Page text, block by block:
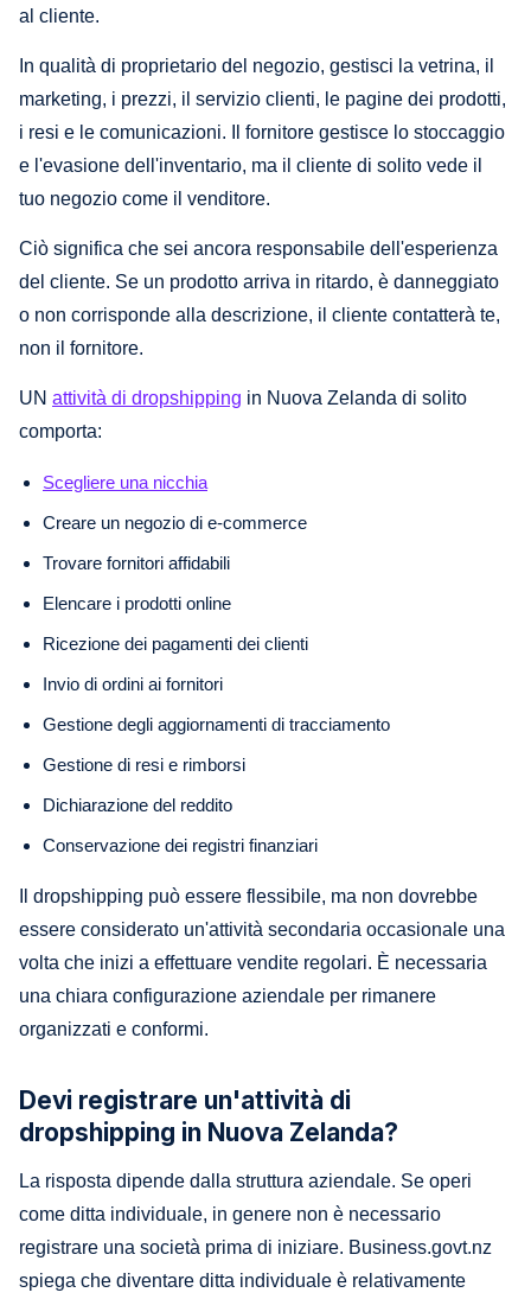
al cliente.
In qualità di proprietario del negozio, gestisci la vetrina, il
marketing, i prezzi, il servizio clienti, le pagine dei prodotti,
i resi e le comunicazioni. Il fornitore gestisce lo stoccaggio
e l'evasione dell'inventario, ma il cliente di solito vede il
tuo negozio come il venditore.
Ciò significa che sei ancora responsabile dell'esperienza
del cliente. Se un prodotto arriva in ritardo, è danneggiato
o non corrisponde alla descrizione, il cliente contatterà te,
non il fornitore.
UN attività di dropshipping in Nuova Zelanda di solito
comporta:
Scegliere una nicchia
Creare un negozio di e-commerce
Trovare fornitori affidabili
Elencare i prodotti online
Ricezione dei pagamenti dei clienti
Invio di ordini ai fornitori
Gestione degli aggiornamenti di tracciamento
Gestione di resi e rimborsi
Dichiarazione del reddito
Conservazione dei registri finanziari
Il dropshipping può essere flessibile, ma non dovrebbe
essere considerato un'attività secondaria occasionale una
volta che inizi a effettuare vendite regolari. È necessaria
una chiara configurazione aziendale per rimanere
organizzati e conformi.
Devi registrare un'attività di
dropshipping in Nuova Zelanda?
La risposta dipende dalla struttura aziendale. Se operi
come ditta individuale, in genere non è necessario
registrare una società prima di iniziare. Business.govt.nz
spiega che diventare ditta individuale è relativamente